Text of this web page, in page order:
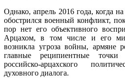
Однако, апрель 2016 года, когда
обострился военный конфликт,
пор нет его объективного
Арцахом, в том числе и его
возникла угроза войны, армяне
главные реципиентные точки
российско-арцахского
духовного диалога.